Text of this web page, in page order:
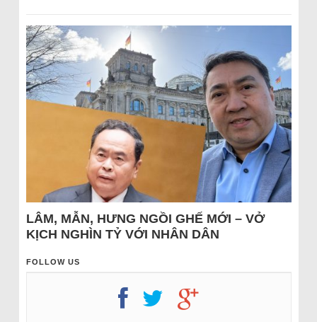
LÂM, MẪN, HƯNG NGỒI GHẾ MỚI – VỞ
KỊCH NGHÌN TỶ VỚI NHÂN DÂN
FOLLOW US